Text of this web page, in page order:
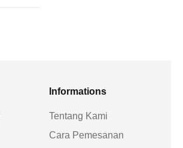
Informations
Tentang Kami
Cara Pemesanan